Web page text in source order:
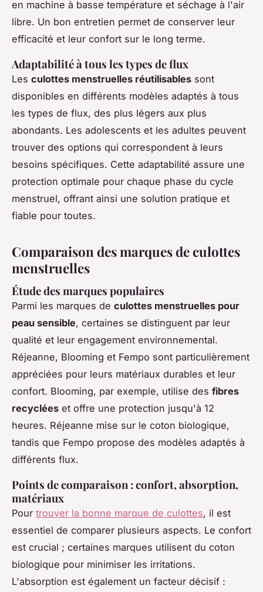
en machine à basse température et séchage à l'air
libre. Un bon entretien permet de conserver leur
efficacité et leur confort sur le long terme.
Adaptabilité à tous les types de flux
Les culottes menstruelles réutilisables sont
disponibles en différents modèles adaptés à tous
les types de flux, des plus légers aux plus
abondants. Les adolescents et les adultes peuvent
trouver des options qui correspondent à leurs
besoins spécifiques. Cette adaptabilité assure une
protection optimale pour chaque phase du cycle
menstruel, offrant ainsi une solution pratique et
fiable pour toutes.
Comparaison des marques de culottes
menstruelles
Étude des marques populaires
Parmi les marques de culottes menstruelles pour
peau sensible, certaines se distinguent par leur
qualité et leur engagement environnemental.
Réjeanne, Blooming et Fempo sont particulièrement
appréciées pour leurs matériaux durables et leur
confort. Blooming, par exemple, utilise des fibres
recyclées et offre une protection jusqu'à 12
heures. Réjeanne mise sur le coton biologique,
tandis que Fempo propose des modèles adaptés à
différents flux.
Points de comparaison : confort, absorption,
matériaux
Pour trouver la bonne marque de culottes, il est
essentiel de comparer plusieurs aspects. Le confort
est crucial ; certaines marques utilisent du coton
biologique pour minimiser les irritations.
L'absorption est également un facteur décisif :